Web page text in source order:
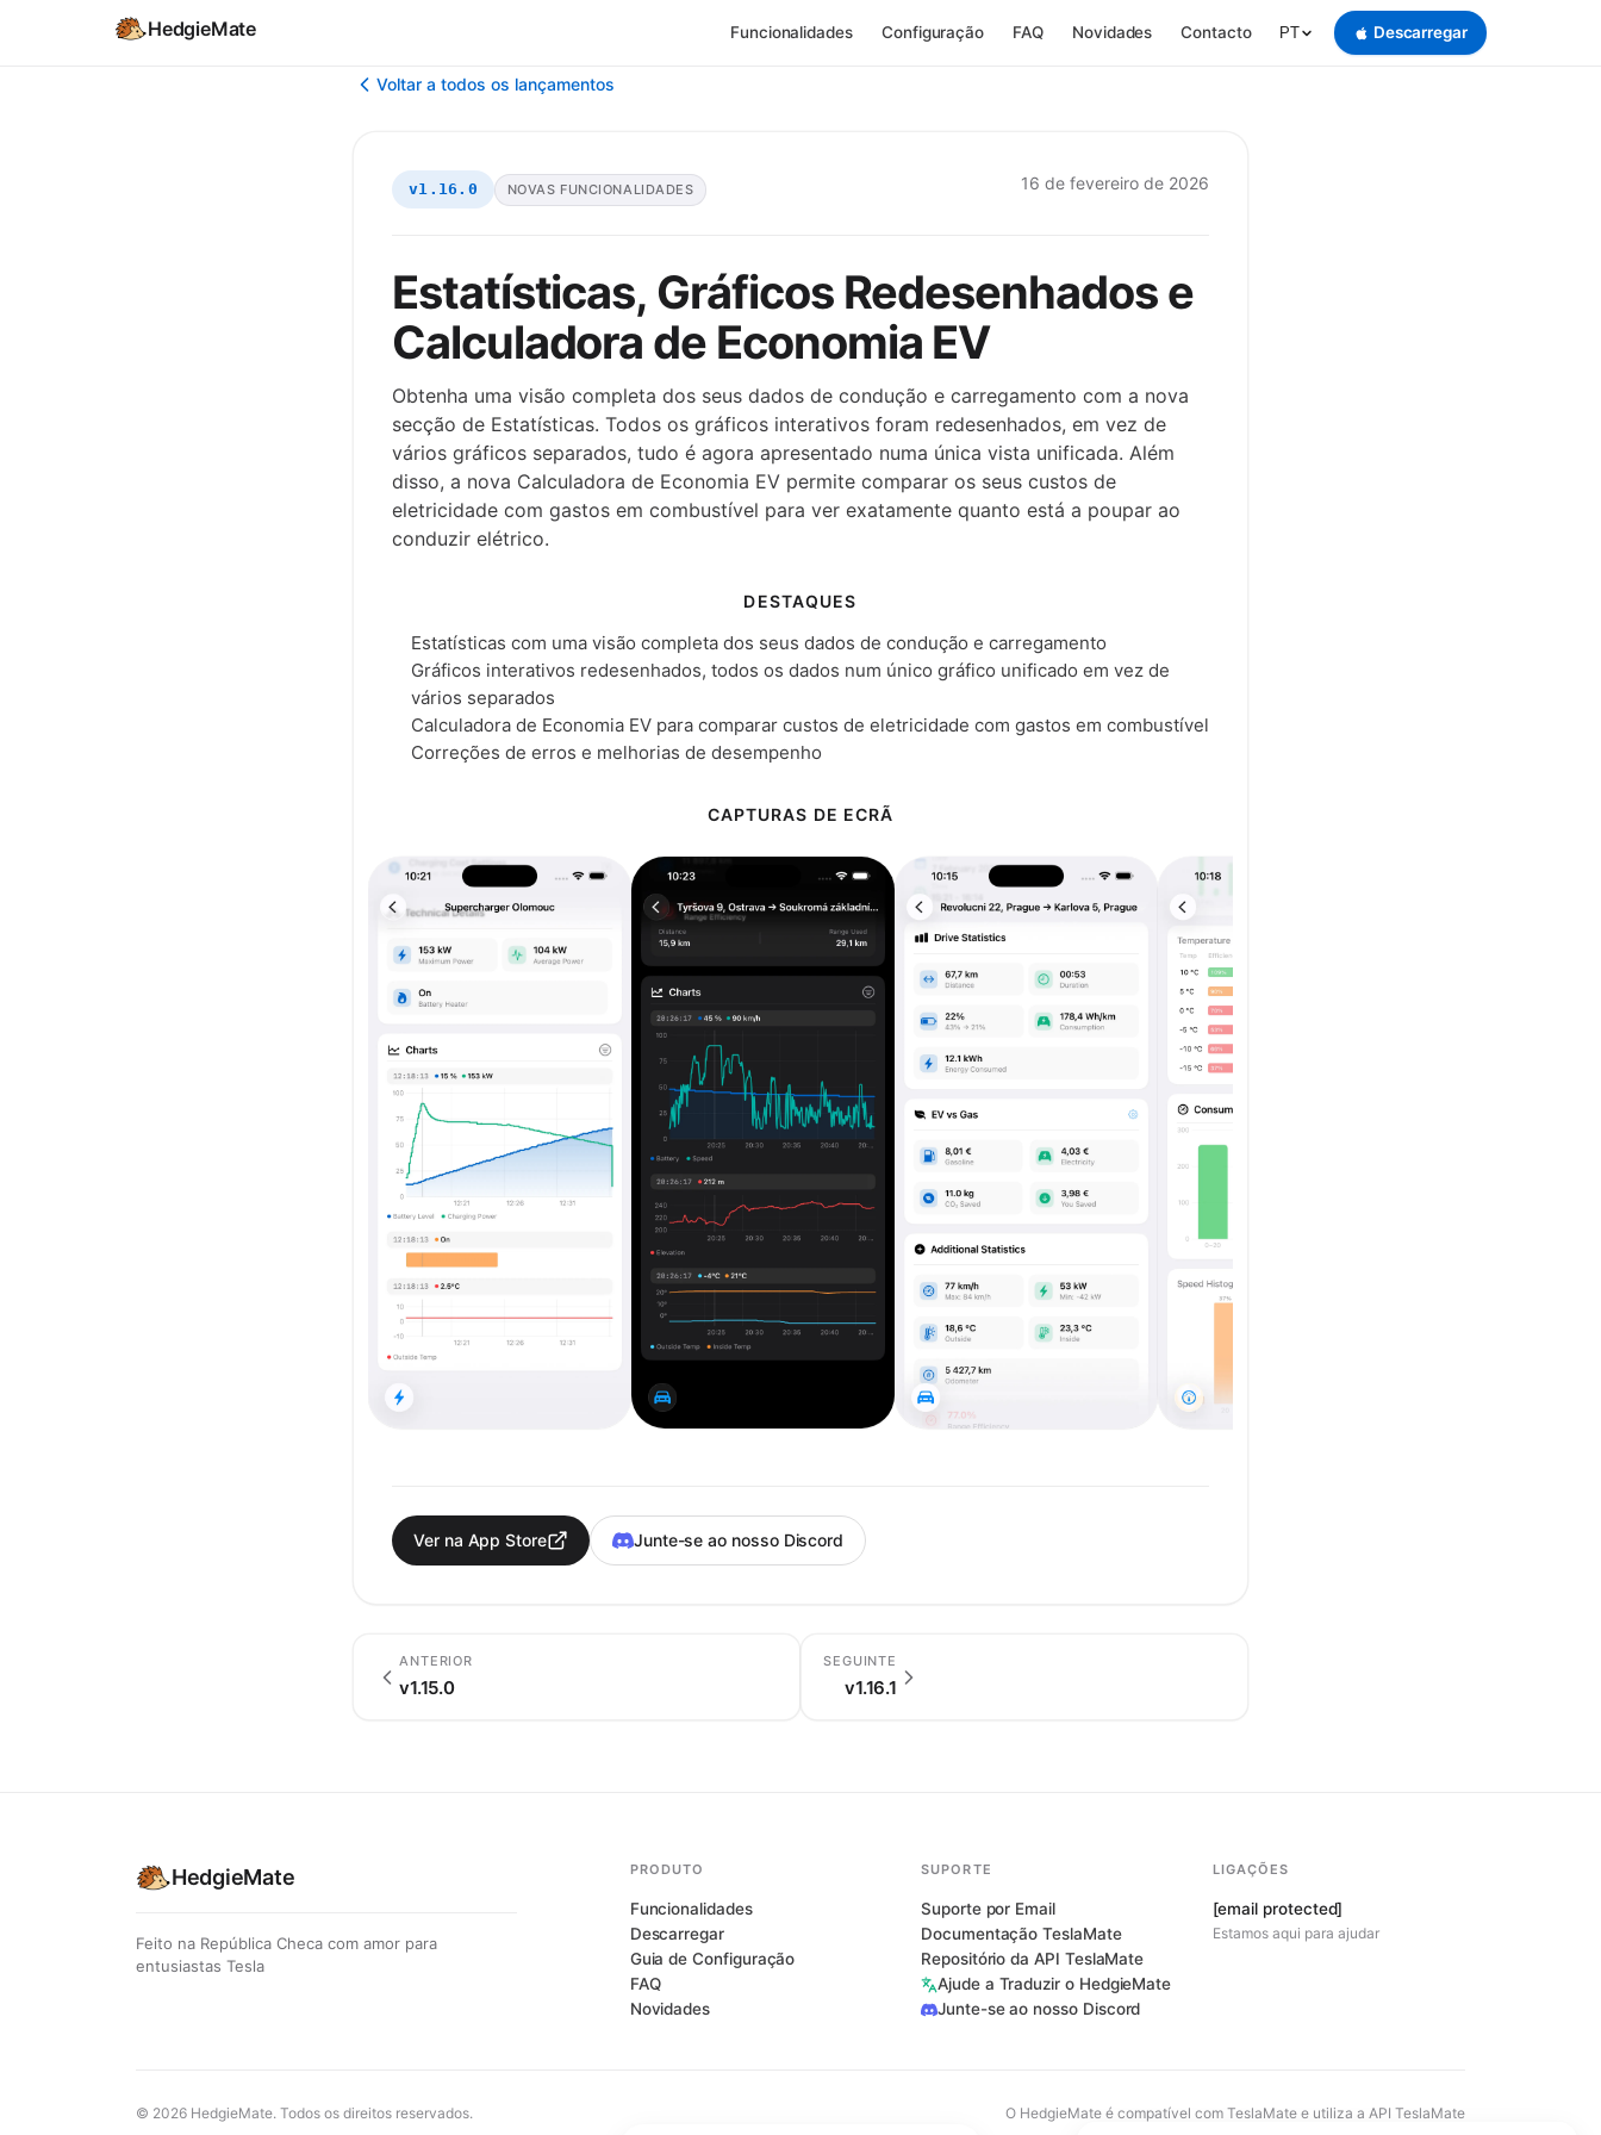
HedgieMate Funcionalidades Configuração FAQ Novidades Contacto PT Descarregar
Voltar a todos os lançamentos
v1.16.0 NOVAS FUNCIONALIDADES 16 de fevereiro de 2026
Estatísticas, Gráficos Redesenhados e
Calculadora de Economia EV
Obtenha uma visão completa dos seus dados de condução e carregamento com a nova
secção de Estatísticas. Todos os gráficos interativos foram redesenhados, em vez de
vários gráficos separados, tudo é agora apresentado numa única vista unificada. Além
disso, a nova Calculadora de Economia EV permite comparar os seus custos de
eletricidade com gastos em combustível para ver exatamente quanto está a poupar ao
conduzir elétrico.
DESTAQUES
Estatísticas com uma visão completa dos seus dados de condução e carregamento
Gráficos interativos redesenhados, todos os dados num único gráfico unificado em vez de
vários separados
Calculadora de Economia EV para comparar custos de eletricidade com gastos em combustível
Correções de erros e melhorias de desempenho
CAPTURAS DE ECRÃ
Ver na App Store Junte-se ao nosso Discord
ANTERIOR
v1.15.0
SEGUINTE
v1.16.1
HedgieMate
Feito na República Checa com amor para
entusiastas Tesla
PRODUTO
Funcionalidades
Descarregar
Guia de Configuração
FAQ
Novidades
SUPORTE
Suporte por Email
Documentação TeslaMate
Repositório da API TeslaMate
Ajude a Traduzir o HedgieMate
Junte-se ao nosso Discord
LIGAÇÕES
[email protected]
Estamos aqui para ajudar
© 2026 HedgieMate. Todos os direitos reservados. O HedgieMate é compatível com TeslaMate e utiliza a API TeslaMate